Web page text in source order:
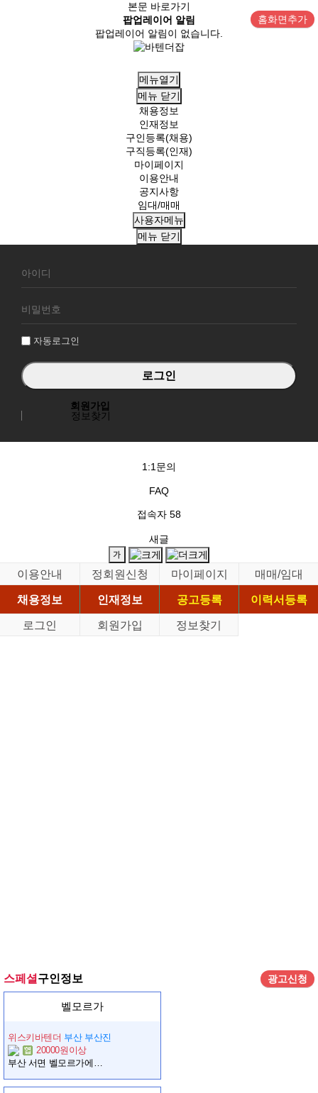
본문 바로가기
팝업레이어 알림
팝업레이어 알림이 없습니다.
홈화면추가
메뉴열기
메뉴 닫기
채용정보
인재정보
구인등록(채용)
구직등록(인재)
마이페이지
이용안내
공지사항
임대/매매
사용자메뉴
메뉴 닫기
원
그
자동로그인
회원가입
정보찾기
1:1문의
FAQ
접속자 58
새글
이용안내 정회원신청 마이페이지
매매/임대
채용정보
인재정보 공고등록
이력서등록
로그인
회원가입 정보찾기
스페셜 구인정보 광고신청
벨모르가
위스키바텐더 부산 부산진
20000원이상
부산 서면 벨모르가에서 전문 바텐더를 구인합니다.